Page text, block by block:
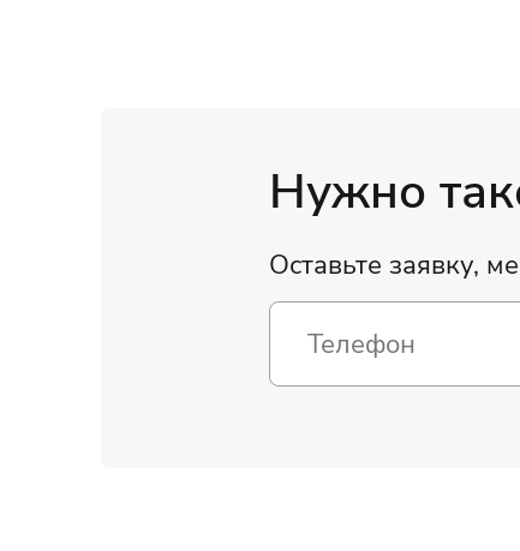
Нужно
Оставьте заявку,